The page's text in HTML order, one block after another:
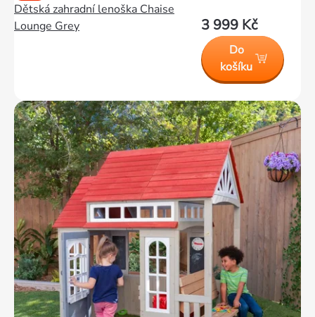
Dětská zahradní lenoška Chaise
Lounge Grey
3 999 Kč
Do
košíku